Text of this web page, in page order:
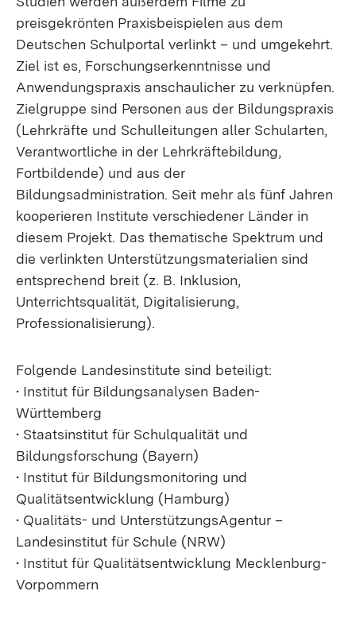
preisgekrönten Praxisbeispielen aus dem
Deutschen Schulportal verlinkt – und umgekehrt.
Ziel ist es, Forschungserkenntnisse und
Anwendungspraxis anschaulicher zu verknüpfen.
Zielgruppe sind Personen aus der Bildungspraxis
(Lehrkräfte und Schulleitungen aller Schularten,
Verantwortliche in der Lehrkräftebildung,
Fortbildende) und aus der
Bildungsadministration. Seit mehr als fünf Jahren
kooperieren Institute verschiedener Länder in
diesem Projekt. Das thematische Spektrum und
die verlinkten Unterstützungsmaterialien sind
entsprechend breit (z. B. Inklusion,
Unterrichtsqualität, Digitalisierung,
Professionalisierung).
Folgende Landesinstitute sind beteiligt:
• Institut für Bildungsanalysen Baden-
Württemberg
• Staatsinstitut für Schulqualität und
Bildungsforschung (Bayern)
• Institut für Bildungsmonitoring und
Qualitätsentwicklung (Hamburg)
• Qualitäts- und UnterstützungsAgentur –
Landesinstitut für Schule (NRW)
• Institut für Qualitätsentwicklung Mecklenburg-
Vorpommern